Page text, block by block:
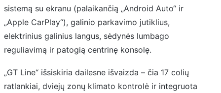
sistemą su ekranu (palaikančią „Android Auto“ ir
„Apple CarPlay“), galinio parkavimo jutiklius,
elektrinius galinius langus, sėdynės lumbago
reguliavimą ir patogią centrinę konsolę.
„GT Line“ išsiskiria dailesne išvaizda – čia 17 colių
ratlankiai, dviejų zonų klimato kontrolė ir integruota